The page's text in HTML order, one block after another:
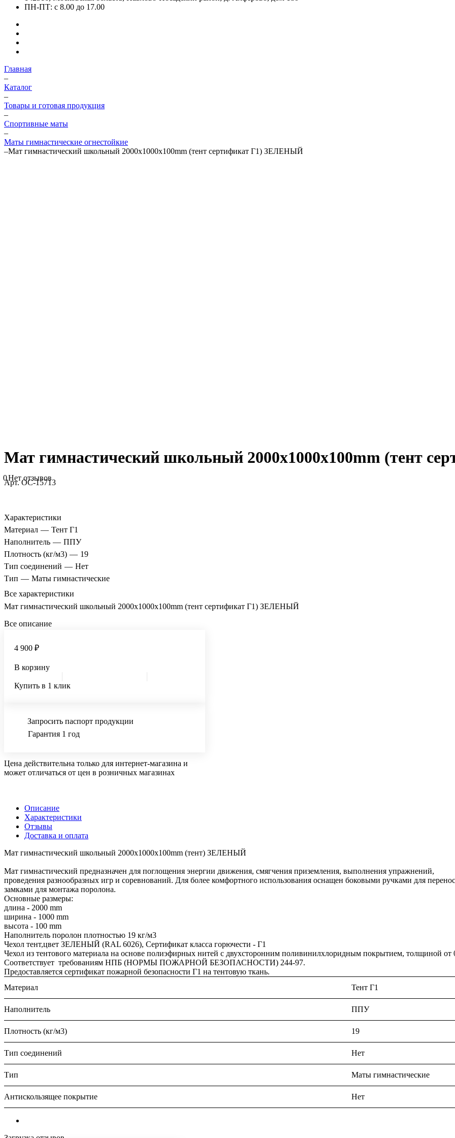
ПН-ПТ: с 8.00 до 17.00
Главная
–
Каталог
–
Товары и готовая продукция
–
Спортивные маты
–
Маты гимнастические огнестойкие
–Мат гимнастический школьный 2000x1000x100mm (тент сертификат Г1) ЗЕЛЕНЫЙ
Мат гимнастический школьный 2000x1000x100mm (тент
0Нет отзывов
Арт.ОС-15713
Характеристики
Материал — Тент Г1
Наполнитель — ППУ
Плотность (кг/м3) — 19
Тип соединений — Нет
Тип — Маты гимнастические
Все характеристики
Мат гимнастический школьный 2000x1000x100mm (тент сертификат Г1) ЗЕЛЕНЫЙ
Все описание
4 900 ₽
В корзину
Купить в 1 клик
Запросить паспорт продукции
Гарантия 1 год
Цена действительна только для интернет-магазина и
может отличаться от цен в розничных магазинах
Описание
Характеристики
Отзывы
Доставка и оплата
Мат гимнастический школьный 2000x1000x100mm (тент) ЗЕЛЕНЫЙ
Мат гимнастический предназначен для поглощения энергии движения, смягчения приземления, выполнения упражнений,
проведения разнообразных игр и соревнований. Для более комфортного использования оснащен боковыми ручками для
замками для монтажа поролона.
Основные размеры:
длина - 2000 mm
ширина - 1000 mm
высота - 100 mm
Наполнитель поролон плотностью 19 кг/м3
Чехол тент,цвет ЗЕЛЕНЫЙ (RAL 6026), Сертификат класса горючести - Г1
Чехол из тентового материала на основе полиэфирных нитей с двухсторонним поливинилхлоридным покрытием, толщиной от
Соответствует требованиям НПБ (НОРМЫ ПОЖАРНОЙ БЕЗОПАСНОСТИ) 244-97.
Предоставляется сертификат пожарной безопасности Г1 на тентовую ткань.
Материал
Тент Г1
Наполнитель ППУ
Плотность (кг/м3) 19
Тип соединений Нет
Тип Маты гимнастические
Антискользящее покрытие Нет